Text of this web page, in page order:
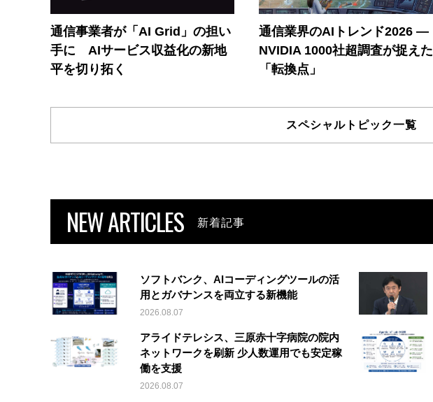
通信事業者が「AI Grid」の担い
手に AIサービス収益化の新地
平を切り拓く
通信業界のAIトレンド2026 ―
NVIDIA 1000社超調査が捉えた
「転換点」
スペシャルトピック一覧
NEW ARTICLES 新着記事
ソフトバンク、AIコーディングツールの活
用とガバナンスを両立する新機能
2026.08.07
アライドテレシス、三原赤十字病院の院内
ネットワークを刷新 少人数運用でも安定稼
働を支援
2026.08.07